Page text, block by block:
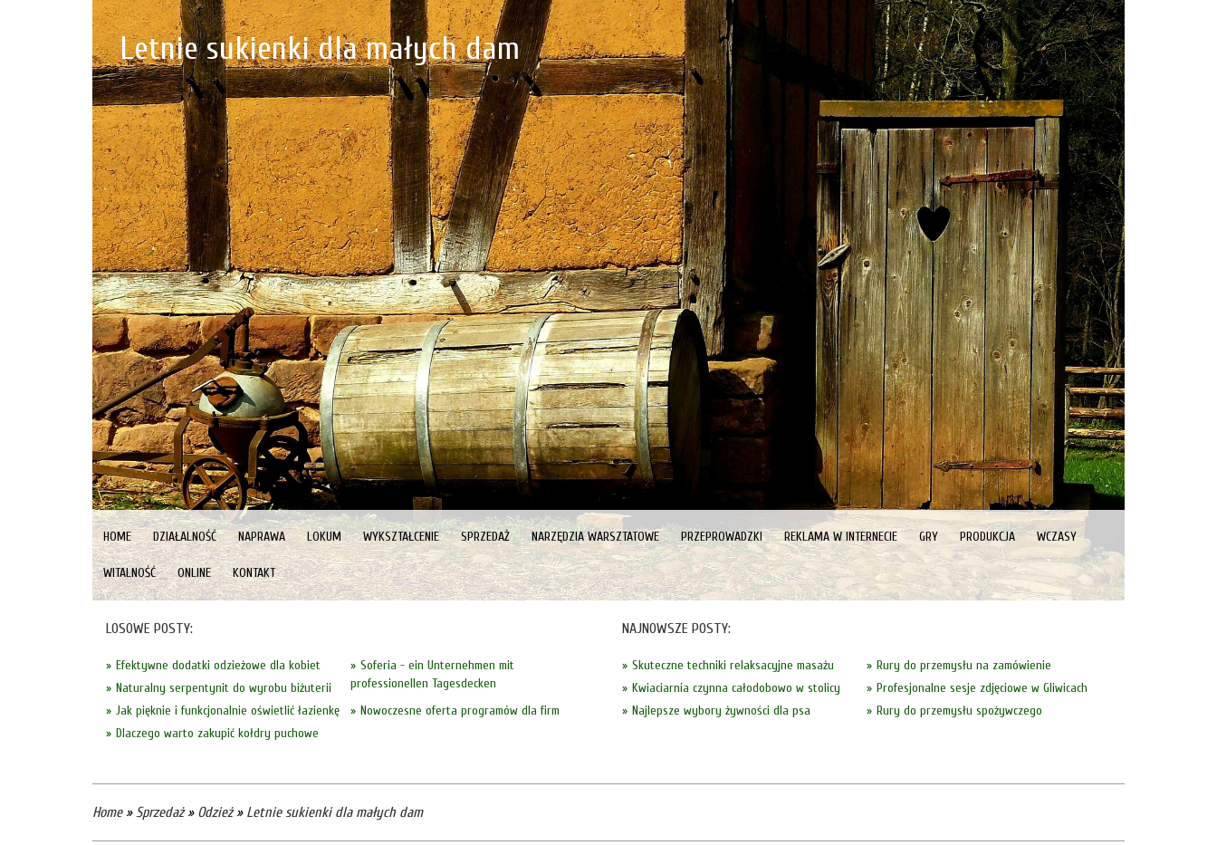
HOME DZIAŁALNOŚĆ NAPRAWA LOKUM WYKSZTAŁCENIE SPRZEDAŻ NARZĘDZIA WARSZTATOWE PRZEPROWADZKI REKLAMA W INTERNECIE GRY PRODUKCJA WCZASY
WITALNOŚĆ ONLINE KONTAKT
Letnie sukienki dla małych dam
LOSOWE POSTY:
Soferia - ein Unternehmen mit
professionellen Tagesdecken
Efektywne dodatki odzieżowe dla kobiet
Naturalny serpentynit do wyrobu biżuterii
Jak pięknie i funkcjonalnie oświetlić łazienkę
Nowoczesne oferta programów dla firm
Dlaczego warto zakupić kołdry puchowe
NAJNOWSZE POSTY:
Rury do przemysłu na zamówienie
Skuteczne techniki relaksacyjne masażu
Profesjonalne sesje zdjęciowe w Gliwicach
Kwiaciarnia czynna całodobowo w stolicy
Rury do przemysłu spożywczego
Najlepsze wybory żywności dla psa
Home»Sprzedaż» Odzież» Letnie sukienki dla małych dam